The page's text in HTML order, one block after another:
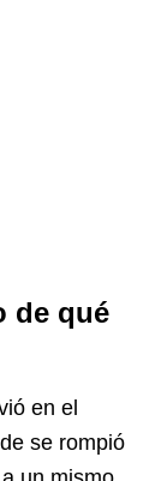
de qué
en el
se rompió